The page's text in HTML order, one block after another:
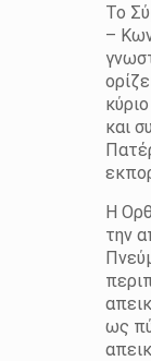
Το
–
και
Η
την
ως